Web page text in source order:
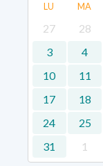
LU MA
27 28
3
4
10
11
17
18
24
25
31
1